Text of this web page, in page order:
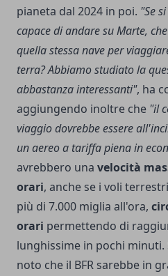
pianeta dal 2024 in poi. "Se
capace di andare su Marte,
quella stessa nave per
terra? Abbiamo studiato la
abbastanza interessanti", ha
aggiungendo inoltre che "il
viaggio dovrebbe essere
un aereo a tariffa piena in
avrebbero una velocità
orari, anche se i voli
più di 7.000 miglia all'ora,
orari permettendo di
lunghissime in pochi minuti.
noto che il BFR sarebbe in